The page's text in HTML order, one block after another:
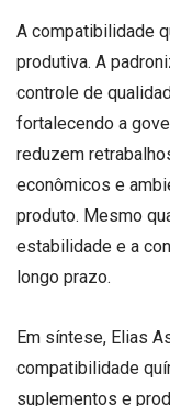
A compatibilidade
produtiva. A
controle de
fortalecendo a
reduzem
econômicos e
produto. Mesmo
estabilidade e a
longo prazo.
Em síntese, Elias
compatibilidade
suplementos e